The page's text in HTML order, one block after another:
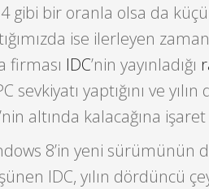
gibi bir oranla olsa da
ise ilerleyen
firması IDC’nin yayınladığı
yaptığını ve yılın
altında kalacağına
8’in yeni sürümünün
IDC, yılın dördüncü